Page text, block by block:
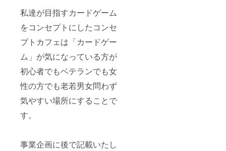
私達が目指すカードゲーム
をコンセプトにしたコンセ
プトカフェは「カードゲー
ム」が気になっている方が
初心者でもベテランでも女
性の方でも老若男女問わず
気やすい場所にすることで
す。
事業企画に後で記載いたし